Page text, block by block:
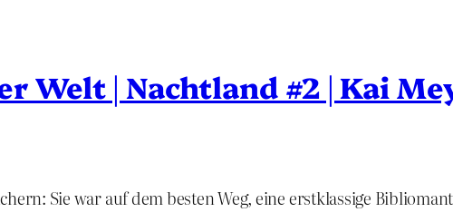
Welt | Nachtland #2 | Kai
Sie war auf dem besten Weg, eine erstklassige